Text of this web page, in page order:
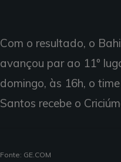
Com o resultado, o
avançou par ao 11º
domingo, às 16h, o
Santos recebe o
Fonte: GE.COM